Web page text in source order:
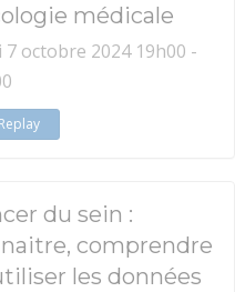
médicale
7 octobre 2024 19h00 -
Replay
du sein :
comprendre
les données